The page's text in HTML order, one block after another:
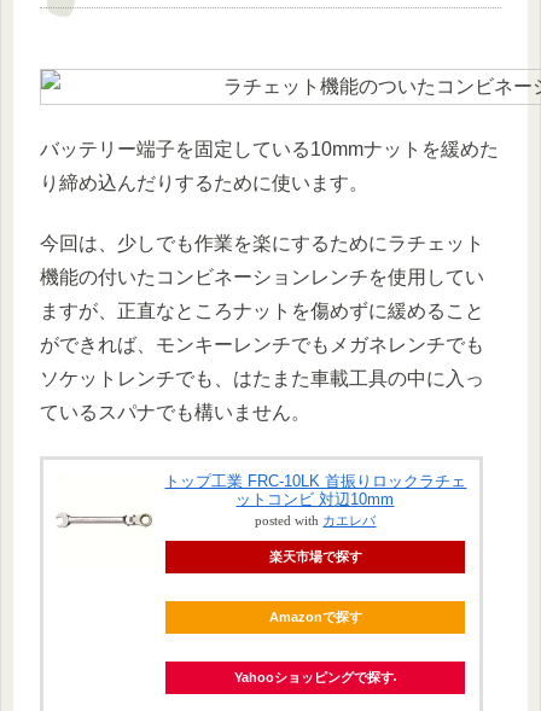
バッテリー端子を固定している10mmナットを緩めた
り締め込んだりするために使います。
今回は、少しでも作業を楽にするためにラチェット
機能の付いたコンビネーションレンチを使用してい
ますが、正直なところナットを傷めずに緩めること
ができれば、モンキーレンチでもメガネレンチでも
ソケットレンチでも、はたまた車載工具の中に入っ
ているスパナでも構いません。
トップ工業 FRC-10LK 首振りロックラチェ
ットコンビ 対辺10mm
posted with カエレバ
楽天市場で探す
Amazonで探す
Yahooショッピングで探す